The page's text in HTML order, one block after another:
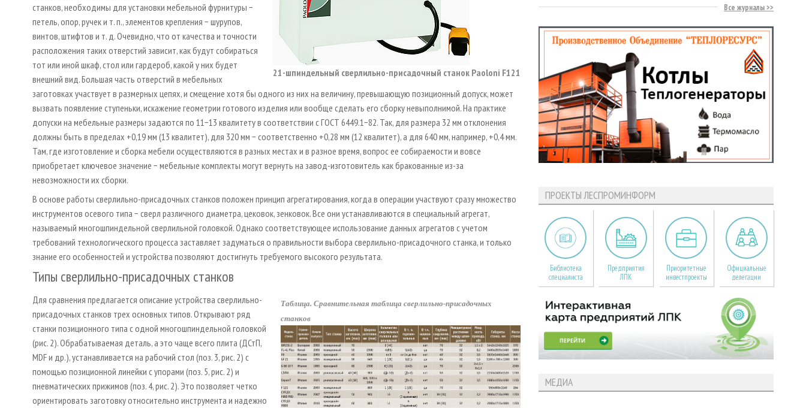
21-шпиндельный сверлильно-присадочный станок Paoloni F121
станков, необходимы для установки мебельной фурнитуры −
петель, опор, ручек и т. п., элементов крепления − шурупов,
винтов, штифтов и т. д. Очевидно, что от качества и точности
расположения таких отверстий зависит, как будут собираться
тот или иной шкаф, стол или гардероб, какой у них будет
внешний вид. Большая часть отверстий в мебельных
заготовках участвует в размерных цепях, и смещение хотя бы одного из них на величину, превышающую позиционный допуск, может
вызвать появление ступеньки, искажение геометрии готового изделия или вообще сделать его сборку невыполнимой. На практике
допуски на мебельные размеры задаются по 11−13 квалитету в соответствии с ГОСТ 6449.1−82. Так, для размера 32 мм отклонения
должны быть в пределах +0,19 мм (13 квалитет), для 320 мм − соответственно +0,28 мм (12 квалитет), а для 640 мм, например, +0,4 мм.
Там, где изготовление и сборка мебели осуществляются в разных местах и в разное время, вопрос ее собираемости и вовсе
приобретает ключевое значение − мебельные комплекты могут вернуть на завод-изготовитель как бракованные из-за
невозможности их сборки.
В основе работы сверлильно-присадочных станков положен принцип агрегатирования, когда в операции участвуют сразу множество
инструментов осевого типа − сверл различного диаметра, цековок, зенковок. Все они устанавливаются в специальный агрегат,
называемый многошпиндельной сверлильной головкой. Однако соответствующее использование данных агрегатов с учетом
требований технологического процесса заставляет задуматься о правильности выбора сверлильно-присадочного станка, и только
знание его особенностей и устройства позволяют достигнуть требуемого высокого результата.
Типы сверлильно-присадочных станков
Таблица. Сравнительная таблица сверлильно-присадочных
станков
Для сравнения предлагается описание устройства сверлильно-
присадочных станков трех основных типов. Открывают ряд
станки позиционного типа с одной многошпиндельной головкой
(рис. 2). Обрабатываемая деталь, а это чаще всего плита (ДСтП,
MDF и др.), устанавливается на рабочий стол (поз. 3, рис. 2) с
помощью позиционной линейки с упорами (поз. 5, рис. 2) и
пневматических прижимов (поз. 4, рис. 2). Это позволяет четко
ориентировать заготовку относительно инструмента и надежно
Все журналы
ПРОЕКТЫ ЛЕСПРОМИНФОРМ
Библиотека
специалиста
Предприятия
ЛПК
Приоритетные
инвестпроекты
Официальные
делегации
МЕДИА